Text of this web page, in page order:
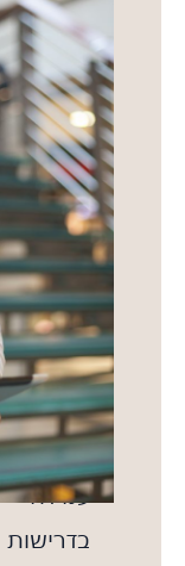
שימוש
ניהול
פשוט
של
העסקה
בעזרת
תהליכים
מודרכים
בכל
שלב
עמידה
בדרישות